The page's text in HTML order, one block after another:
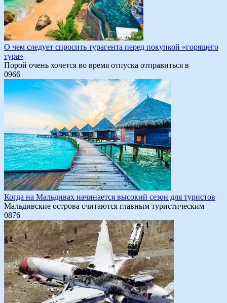
О чем следует спросить турагента перед покупкой «горящего
тура»
Порой очень хочется во время отпуска отправиться в
0966
Когда на Мальдивах начинается высокий сезон для туристов
Мальдивские острова считаются главным туристическим
0876